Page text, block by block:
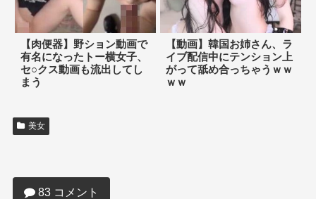
【肉便器】野ション動画で
有名になったトー横女子、
セ○クス動画も流出してし
まう
【動画】韓国お姉さん、ラ
イブ配信中にテンション上
がって舐め合っちゃうｗｗ
ｗｗ
美女
チ太ももを晒しまくってしまうｗｗｗ
83 コメント